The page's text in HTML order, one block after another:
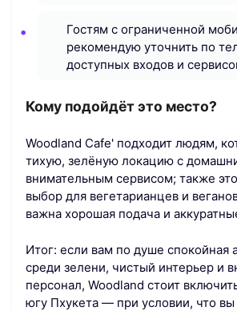
Гостям с ограниченной
рекомендую уточнить по
доступных входов и
Кому подойдёт это место?
Woodland Cafe' подходит людям,
тихую, зелёную локацию с
внимательным сервисом; также
выбор для вегетарианцев и
важна хорошая подача и
Итог: если вам по душе спокойная
среди зелени, чистый интерьер и
персонал, Woodland стоит
югу Пхукета — при условии, что вы